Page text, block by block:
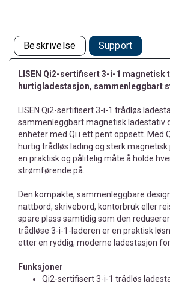
Beskrivelse Support
LISEN Qi2-sertifisert 3-i-1 magnetisk
hurtigladestasjon, sammenleggbart
LISEN Qi2-sertifisert 3-i-1 trådløs
sammenleggbart magnetisk ladestativ
enheter med Qi i ett pent oppsett. Med
hurtig trådløs lading og sterk magnetisk
en praktisk og pålitelig måte å holde
strømførende på.
Den kompakte, sammenleggbare
nattbord, skrivebord, kontorbruk eller
spare plass samtidig som den
trådløse 3-i-1-laderen er en praktisk
etter en ryddig, moderne ladestasjon
Funksjoner
Qi2-sertifisert 3-i-1 trådløs